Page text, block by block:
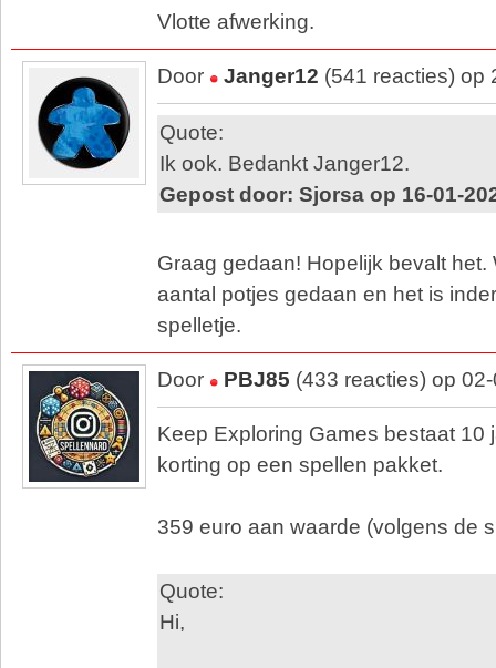
Vlotte afwerking.
Door Janger12 (541 reacties) op
Quote:
Ik ook. Bedankt Janger12.
Gepost door: Sjorsa op 16-01-
Graag gedaan! Hopelijk bevalt het.
aantal potjes gedaan en het is
spelletje.
Door PBJ85 (433 reacties) op
Keep Exploring Games bestaat 10
korting op een spellen pakket.
359 euro aan waarde (volgens de
Quote:
Hi,